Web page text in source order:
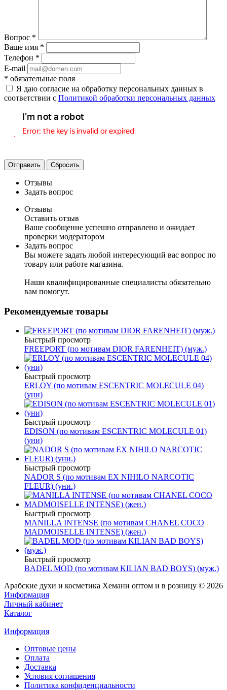
Вопрос *
Ваше имя *
Телефон *
E-mail
* обязательные поля
Я даю согласие на обработку персональных данных в
соответствии с Политикой обработки персональных данных
Отправить Сбросить
Отзывы
Задать вопрос
Отзывы
Оставить отзыв
Ваше сообщение успешно отправлено и ожидает
проверки модератором
Задать вопрос
Вы можете задать любой интересующий вас вопрос по
товару или работе магазина.
Наши квалифицированные специалисты обязательно
вам помогут.
Рекомендуемые товары
Быстрый просмотр
FREEPORT (по мотивам DIOR FARENHEIT) (муж.)
Быстрый просмотр
ERLOY (по мотивам ESCENTRIC MOLECULE 04)
(уни)
Быстрый просмотр
EDISON (по мотивам ESCENTRIC MOLECULE 01)
(уни)
Быстрый просмотр
NADOR S (по мотивам EX NIHILO NARCOTIC
FLEUR) (уни.)
Быстрый просмотр
MANILLA INTENSE (по мотивам CHANEL COCO
MADMOISELLE INTENSE) (жен.)
Быстрый просмотр
BADEL MOD (по мотивам KILIAN BAD BOYS) (муж.)
Арабские духи и косметика Хемани оптом и в розницу © 2026
Информация
Личный кабинет
Каталог
Информация
Оптовые цены
Оплата
Доставка
Условия соглашения
Политика конфиденциальности